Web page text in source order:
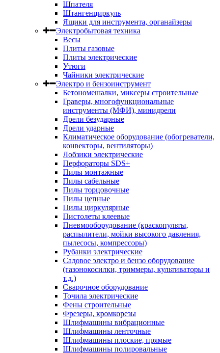
Шпателя
Штангенциркуль
Ящики для инструмента, органайзеры
Электробытовая техника
Весы
Плиты газовые
Плиты электрические
Утюги
Чайники электрические
Электро и бензоинструмент
Бетономешалки, миксеры строительные
Граверы, многофункциональные
инструменты (МФИ), минидрели
Дрели безударные
Дрели ударные
Климатическое оборудование (обогреватели,
конвекторы, вентиляторы)
Лобзики электрические
Перфораторы SDS+
Пилы монтажные
Пилы сабельные
Пилы торцовочные
Пилы цепные
Пилы циркулярные
Пистолеты клеевые
Пневмооборудование (краскопульты,
распылители, мойки высокого давления,
пылесосы, компрессоры)
Рубанки электрические
Садовое электро и бензо оборудование
(газонокосилки, триммеры, культиваторы и
т.д.)
Сварочное оборудование
Точила электрические
Фены строительные
Фрезеры, кромкорезы
Шлифмашины вибрационные
Шлифмашины ленточные
Шлифмашины плоские, прямые
Шлифмашины полировальные